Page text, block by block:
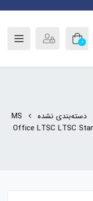
0
دسته‌بندی نشده
MS
Office LTSC LTSC